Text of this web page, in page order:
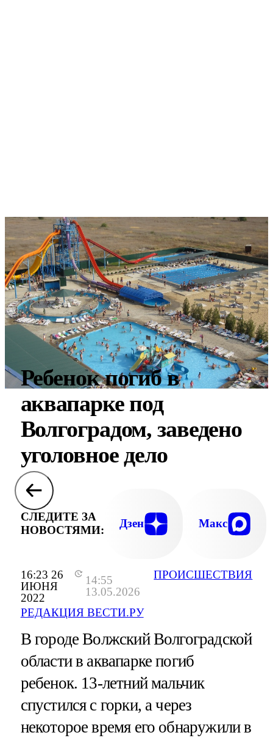
16:23 26
ИЮНЯ
2022
14:55
13.05.2026
РЕДАКЦИЯ ВЕСТИ.РУ
ПРОИСШЕСТВИЯ
Ребенок погиб в
аквапарке под
Волгоградом, заведено
уголовное дело
СЛЕДИТЕ ЗА
НОВОСТЯМИ:
Дзен Макс
В городе Волжский Волгоградской
области в аквапарке погиб
ребенок. 13-летний мальчик
спустился с горки, а через
некоторое время его обнаружили в